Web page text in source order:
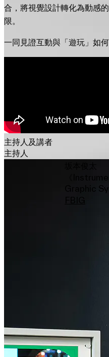
合，將視覺設計轉化為動感
限。
一同見證互動與「遊玩」如
主持人及講者
主持人
《
Graphic